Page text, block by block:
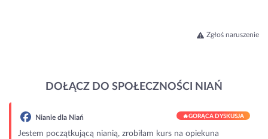
Zgłoś naruszenie
DOŁĄCZ DO SPOŁECZNOŚCI NIAŃ
Nianie dla Niań 🔥GORĄCA DYSKUSJA
Jestem początkującą nianią, zrobiłam kurs na opiekuna